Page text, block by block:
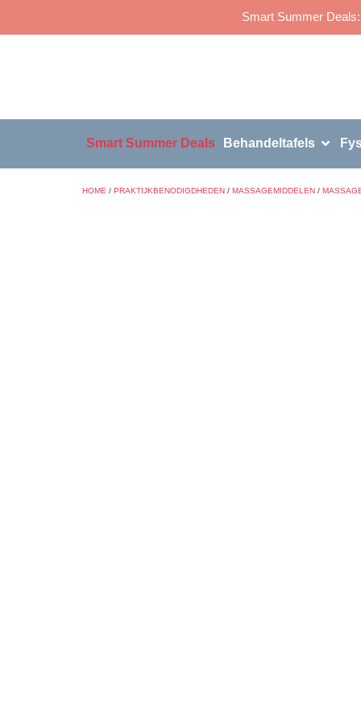
Smart Summer
Smart Summer Deals Behandeltafels
HOME / PRAKTIJKBENODIGDHEDEN / MASSAGEMIDDELEN /